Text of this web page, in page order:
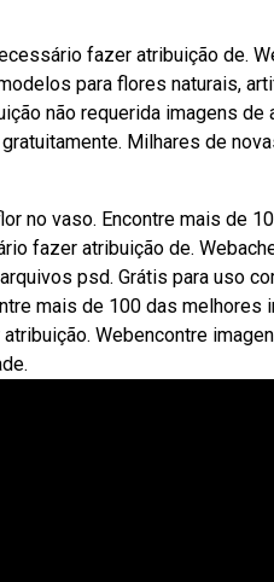
fazer atribuição de.
para flores naturais,
não requerida imagens
Milhares de
no vaso. Encontre mais de
fazer atribuição de.
psd. Grátis para uso
mais de 100 das melhores
Webencontre